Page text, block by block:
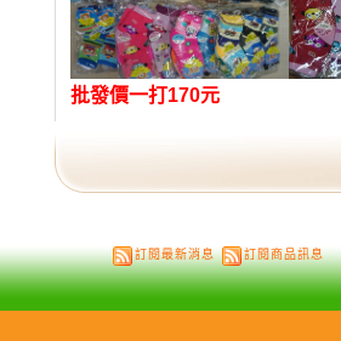
批發價一打170元
訂閱最新消息 訂閱商品訊息